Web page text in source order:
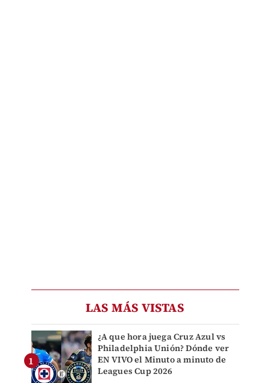
LAS MÁS VISTAS
¿A que hora juega Cruz Azul vs
Philadelphia Unión? Dónde ver
EN VIVO el Minuto a minuto de
Leagues Cup 2026